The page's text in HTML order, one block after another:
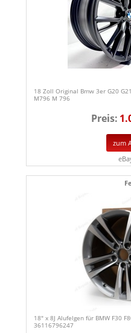
18 Zoll Original Bmw 3er G20
M796 M 796
Preis:
zum
18" x 8J Alufelgen für BMW F30
36116796247